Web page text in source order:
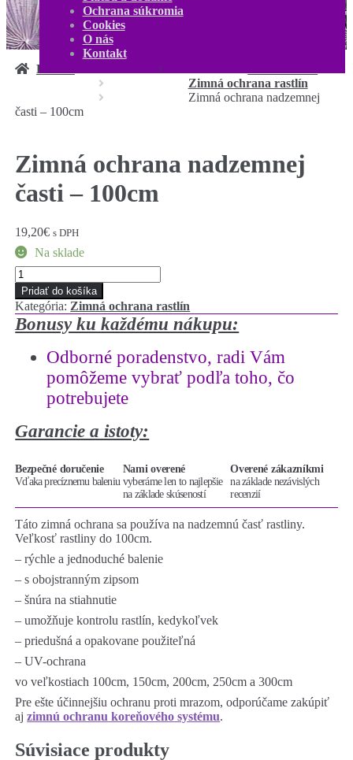
Ochrana súkromia
Cookies
O nás
Kontakt
€ 0 produktov
Domov
Zimná ochrana rastlín
Zimná ochrana nadzemnej
časti – 100cm
Zimná ochrana nadzemnej
časti – 100cm
19,20€ s DPH
Na sklade
množstvo
Zimná
ochrana
nadzemnej
časti
100cm
Pridať do košíka
Kategória: Zimná ochrana rastlín
Bonusy ku každému nákupu:
Odborné poradenstvo,radi Vám
pomôžeme vybrať podľa toho, čo
potrebujete
Garancie a istoty:
Bezpečné doručenie
Vďaka precíznemu baleniu
Nami overené
vyberáme len to najlepšie
na základe skúseností
Overené zákazníkmi
na základe nezávislých
recenzií
Táto zimná ochrana sa používa na nadzemnú časť rastliny.
Veľkosť rastliny do 100cm.
– rýchle a jednoduché balenie
– s obojstranným zipsom
– šnúra na stiahnutie
– umožňuje kontrolu rastlín, kedykoľvek
– priedušná a opakovane použiteľná
– UV-ochrana
vo veľkostiach 100cm, 150cm, 200cm, 250cm a 300cm
Pre ešte účinnejšiu ochranu proti mrazom, odporúčame zakúpiť
ajzimnú ochranu koreňového systému.
Súvisiace produkty